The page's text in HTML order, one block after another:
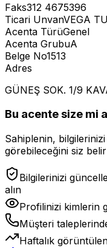
Faks312 4675396
Ticari UnvanVEGA
Acenta TürüGenel
Acenta GrubuA
Belge No1513
Adres
GÜNEŞ SOK. 1/9
Bu acente size mi
Sahiplenin,
görebileceğini siz
Bilgilerinizi
alın
Profilinizi kimlerin
Müşteri
Haftalık